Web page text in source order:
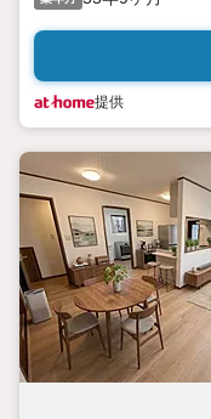
提供